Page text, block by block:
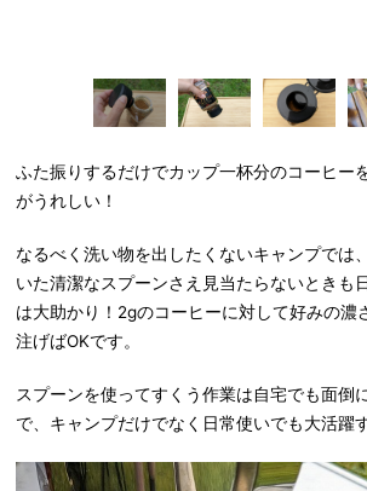
ふた振りするだけでカップ一杯分のコーヒー
がうれしい！
なるべく洗い物を出したくないキャンプでは
いた清潔なスプーンさえ見当たらないときも
は大助かり！2gのコーヒーに対して好みの濃
注げばOKです。
スプーンを使ってすくう作業は自宅でも面倒
で、キャンプだけでなく日常使いでも大活躍